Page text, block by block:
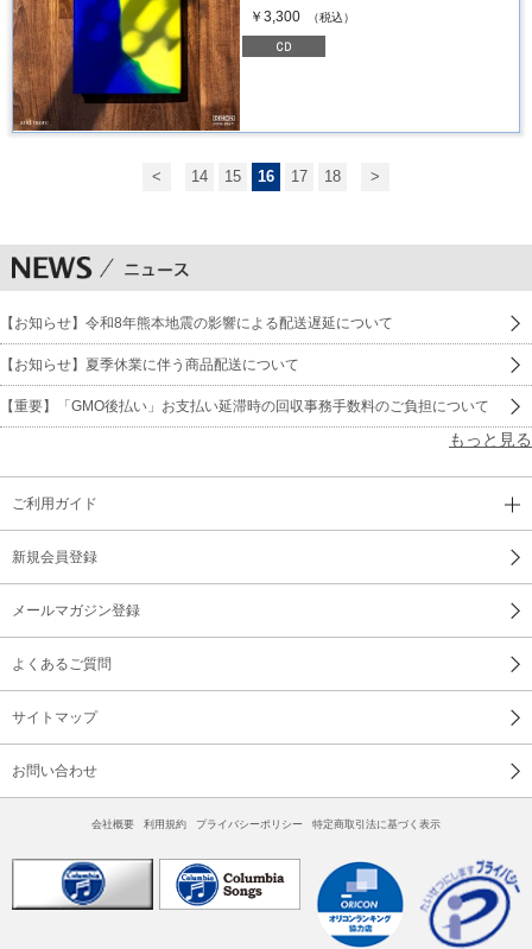
￥3,300
（税込）
< 14 15 16 17 18 >
【お知らせ】令和8年熊本地震の影響による配送遅延について
【お知らせ】夏季休業に伴う商品配送について
【重要】「GMO後払い」お支払い延滞時の回収事務手数料のご負担について
もっと見る
ご利用ガイド
新規会員登録
メールマガジン登録
よくあるご質問
サイトマップ
お問い合わせ
会社概要 利用規約 プライバシーポリシー 特定商取引法に基づく表示